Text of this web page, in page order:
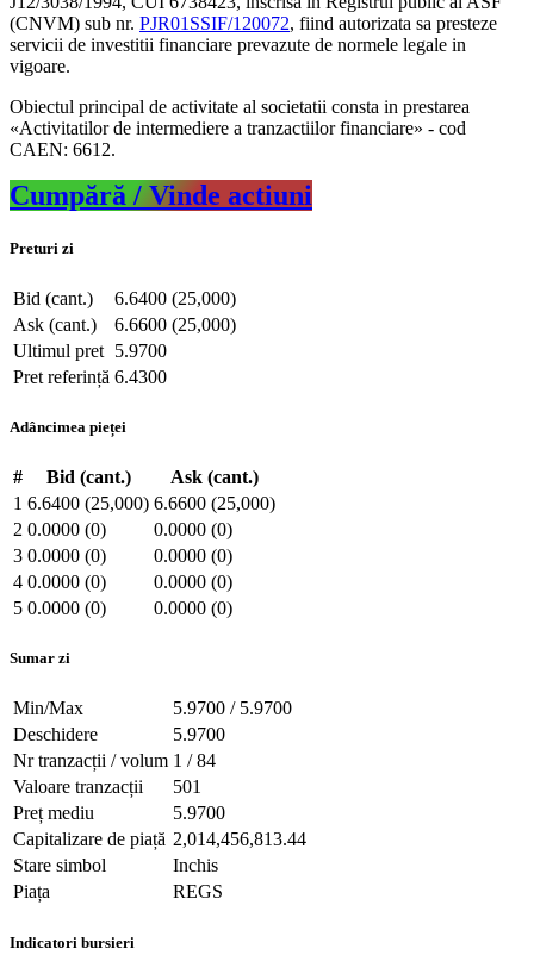
(CNVM) sub nr. PJR01SSIF/120072, fiind autorizata sa presteze
servicii de investitii financiare prevazute de normele legale in
vigoare.
Obiectul principal de activitate al societatii consta in prestarea
«Activitatilor de intermediere a tranzactiilor financiare» - cod
CAEN: 6612.
Cumpără / Vinde actiuni
Preturi zi
Bid (cant.)
6.6400 (25,000)
Ask (cant.)
6.6600 (25,000)
Ultimul pret 5.9700
Pret referință 6.4300
Adâncimea pieței
# Bid (cant.)
Ask (cant.)
1 6.6400 (25,000) 6.6600 (25,000)
2 0.0000 (0)
0.0000 (0)
3 0.0000 (0)
0.0000 (0)
4 0.0000 (0)
0.0000 (0)
5 0.0000 (0) 0.0000 (0)
Sumar zi
Min/Max
5.9700 / 5.9700
Deschidere
5.9700
Nr tranzacții / volum 1 / 84
Valoare tranzacții
501
Preț mediu
5.9700
Capitalizare de piață 2,014,456,813.44
Stare simbol
Inchis
Piața
REGS
Indicatori bursieri